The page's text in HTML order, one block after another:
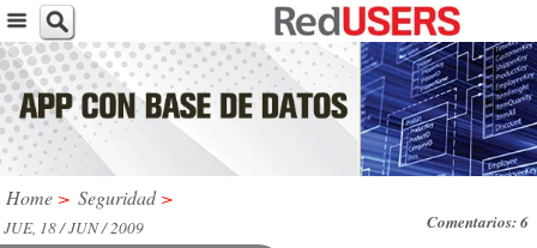
Home > Seguridad >
Comentarios: 6
JUE, 18 / JUN / 2009